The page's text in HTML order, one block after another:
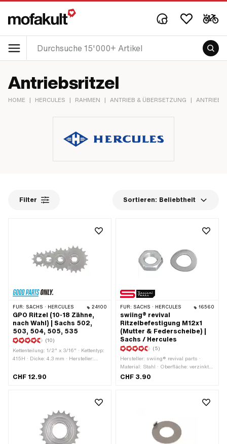
Antriebsritzel
HOME | HERCULES | RAHMEN | ANTRIEB & ÜBERSETZUNG |
Filter Sortieren: Beliebtheit
FÜR: SACHS · HERCULES 24100
GPO Ritzel (10-18 Zähne,
nach Wahl) | Sachs 502,
503, 504, 505, 535
(10)
Kettenteilung: 1/2" x 3/16" · Kettentyp:
415H · Dicke: 4.3 mm · Hersteller:
Ø15 x SW12 · Oberfläche:
Zähne: 12 Stk. · Anzahl Zähne: 13 Stk.
Zähne: 15 Stk. · Anzahl Zähne: 16 Stk.
· Anzahl Zähne: 17 Stk. · Anzahl
Zähne: 18 Stk. · Gesamtdicke: 5.8 mm
CHF 12.90
FÜR: SACHS · HERCULES 16560
swiing® revival
Ritzelbefestigung M12x1
(Mutter & Federscheibe) |
Sachs / Hercules
(5)
Hersteller: swiing® revival parts ·
Material: Stahl · Oberfläche: verzinkt
(blau) · Mutternart: Sechskantmutter
A1720 · Pony OEM-Nr.: A4249 ·
Sachs OEM-Nr.: 0242 124 000 ·
Sachs OEM-Nr.: 0244 189 110
CHF 3.90